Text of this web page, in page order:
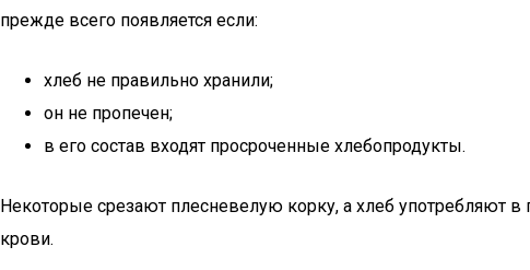
прежде всего появляется если:
хлеб не правильно хранили;
он не пропечен;
в его состав входят просроченные хлебопродукты.
Некоторые срезают плесневелую корку, а хлеб употребляют в
крови.